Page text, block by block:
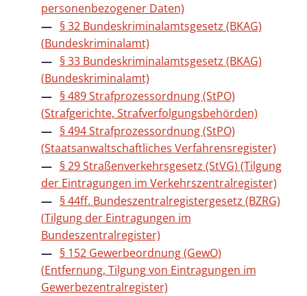
personenbezogener Daten)
§ 32 Bundeskriminalamtsgesetz (BKAG)
(Bundeskriminalamt)
§ 33 Bundeskriminalamtsgesetz (BKAG)
(Bundeskriminalamt)
§ 489 Strafprozessordnung (StPO)
(Strafgerichte, Strafverfolgungsbehörden)
§ 494 Strafprozessordnung (StPO)
(Staatsanwaltschaftliches Verfahrensregister)
§ 29 Straßenverkehrsgesetz (StVG) (Tilgung
der Eintragungen im Verkehrszentralregister)
§ 44ff. Bundeszentralregistergesetz (BZRG)
(Tilgung der Eintragungen im
Bundeszentralregister)
§ 152 Gewerbeordnung (GewO)
(Entfernung, Tilgung von Eintragungen im
Gewerbezentralregister)